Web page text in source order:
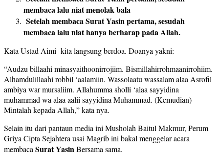
membaca lalu niat menolak bala
Setelah membaca Surat Yasin pertama, sesudah
membaca lalu niat hanya berharap pada Allah.
Kata Ustad Aimi kita langsung berdoa. Doanya yakni:
“Audzu billaahi minasyaithoonirrojiim. Bismillahirrohmaanirrohiim.
Alhamdulillaahi robbil ‘aalamiin. Wassolaatu wassalam alaa Asrofil
ambiya war mursaliim. Allahumma sholli ‘alaa sayyidina
muhammad wa alaa aalii sayyidina Muhammad. (Kemudian)
Mintalah kepada Allah,” kata nya.
Selain itu dari pantaun media ini Musholah Baitul Makmur, Perum
Griya Cipta Sejahtera usai Magrib ini bakal menggelar acara
membaca Surat YasinBersama sama.